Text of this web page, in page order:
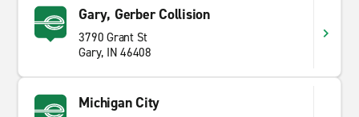
Gary, Gerber Collision
3790 Grant St
Gary, IN 46408
Michigan City